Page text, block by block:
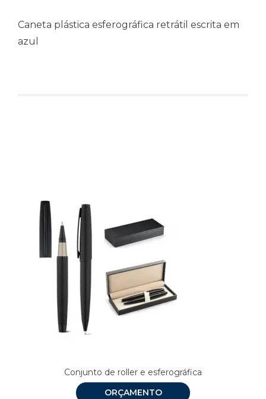
Caneta plástica esferográfica retrátil escrita em
azul
Conjunto de roller e esferográfica
ORÇAMENTO